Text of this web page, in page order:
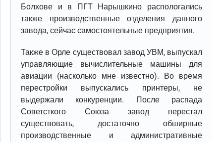
Болхове и в ПГТ Нарышкино распологались
также производственные отделения данного
завода, сейчас самостоятельные предприятия.
Также в Орле существовал завод УВМ, выпускал
управляющие вычислительные машины для
авиации (насколько мне известно). Во время
перестройки выпускались принтеры, не
выдержали конкуренции. После распада
Советсткого Союза завод перестал
существовать, достаточно обширные
производственные и административные